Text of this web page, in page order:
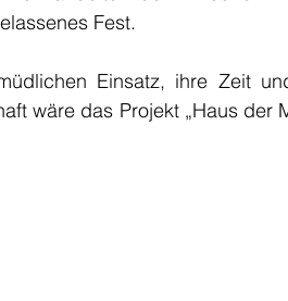
Fest.
Einsatz, ihre Zeit
wäre das Projekt „Haus der